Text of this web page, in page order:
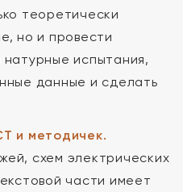
теоретически
но и провести
испытания,
данные и сделать
и методичек.
схем электрических
части имеет